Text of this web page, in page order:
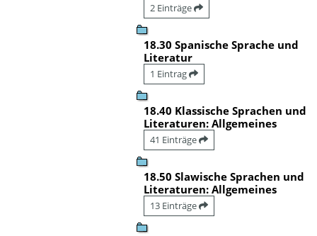
2 Einträge
18.30 Spanische Sprache und
Literatur
1 Eintrag
18.40 Klassische Sprachen und
Literaturen: Allgemeines
41 Einträge
18.50 Slawische Sprachen und
Literaturen: Allgemeines
13 Einträge